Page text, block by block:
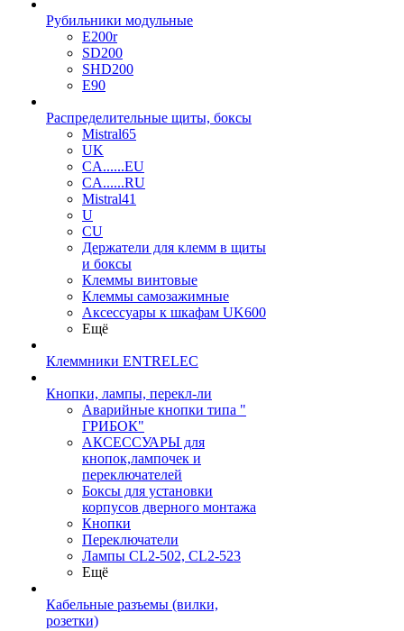
Рубильники модульные
E200r
SD200
SHD200
E90
Распределительные щиты, боксы
Mistral65
UK
CA......EU
CA......RU
Mistral41
U
CU
Держатели для клемм в щиты
и боксы
Клеммы винтовые
Клеммы самозажимные
Аксессуары к шкафам UK600
Ещё
Клеммники ENTRELEC
Кнопки, лампы, перекл-ли
Аварийные кнопки типа "
ГРИБОК"
АКСЕССУАРЫ для
кнопок,лампочек и
переключателей
Боксы для установки
корпусов дверного монтажа
Кнопки
Переключатели
Лампы CL2-502, CL2-523
Ещё
Кабельные разъемы (вилки,
розетки)